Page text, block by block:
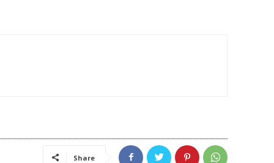
Share